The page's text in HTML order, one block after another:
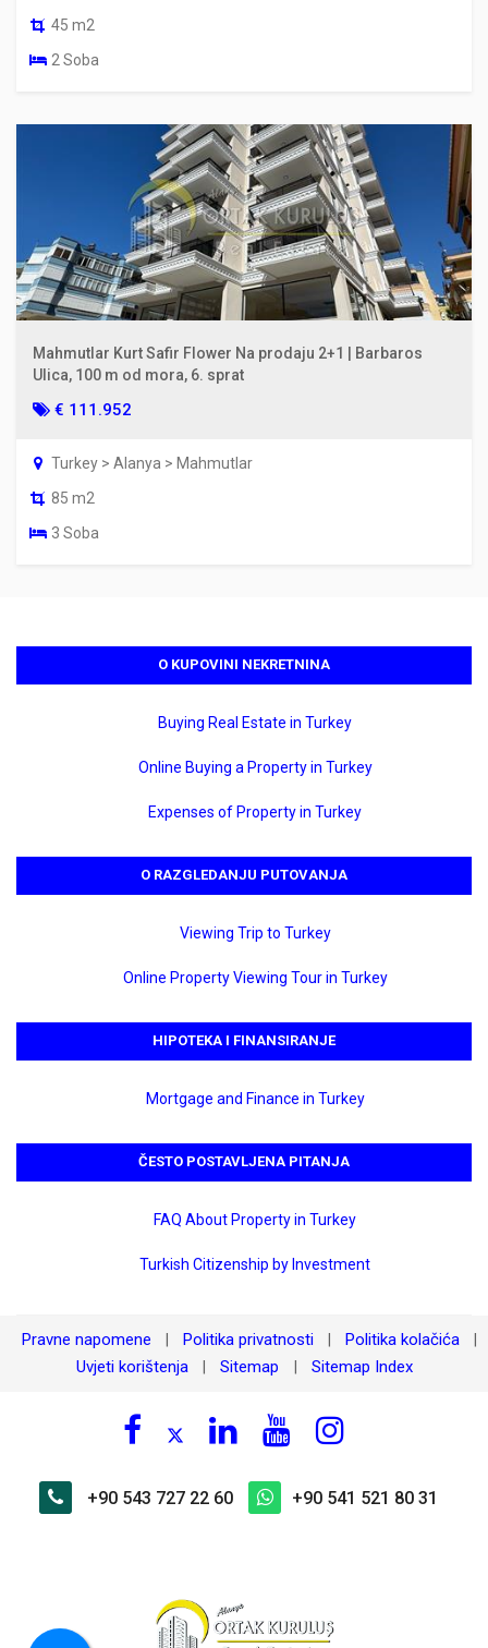
45 m2
2 Soba
Mahmutlar Kurt Safir Flower Na prodaju 2+1 | Barbaros
Ulica, 100 m od mora, 6. sprat
€ 111.952
Turkey > Alanya > Mahmutlar
85 m2
3 Soba
O KUPOVINI NEKRETNINA
Buying Real Estate in Turkey
Online Buying a Property in Turkey
Expenses of Property in Turkey
O RAZGLEDANJU PUTOVANJA
Viewing Trip to Turkey
Online Property Viewing Tour in Turkey
HIPOTEKA I FINANSIRANJE
Mortgage and Finance in Turkey
ČESTO POSTAVLJENA PITANJA
FAQ About Property in Turkey
Turkish Citizenship by Investment
Pravne napomene Politika privatnosti Politika kolačića
Uvjeti korištenja Sitemap Sitemap Index
+90 543 727 22 60 +90 541 521 80 31
Dupleks | Exodus City!